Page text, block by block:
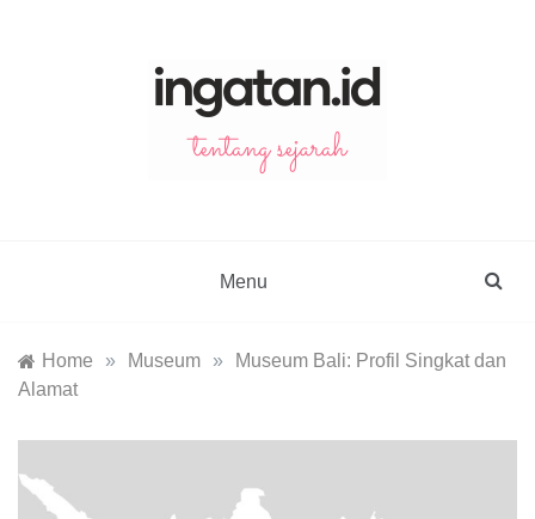
Menu
Home » Museum »
Museum Bali: Profil Singkat dan
Alamat